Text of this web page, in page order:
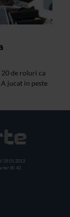
20 de roluri ca
jucat in peste
29.01.2013
Bl. 42,